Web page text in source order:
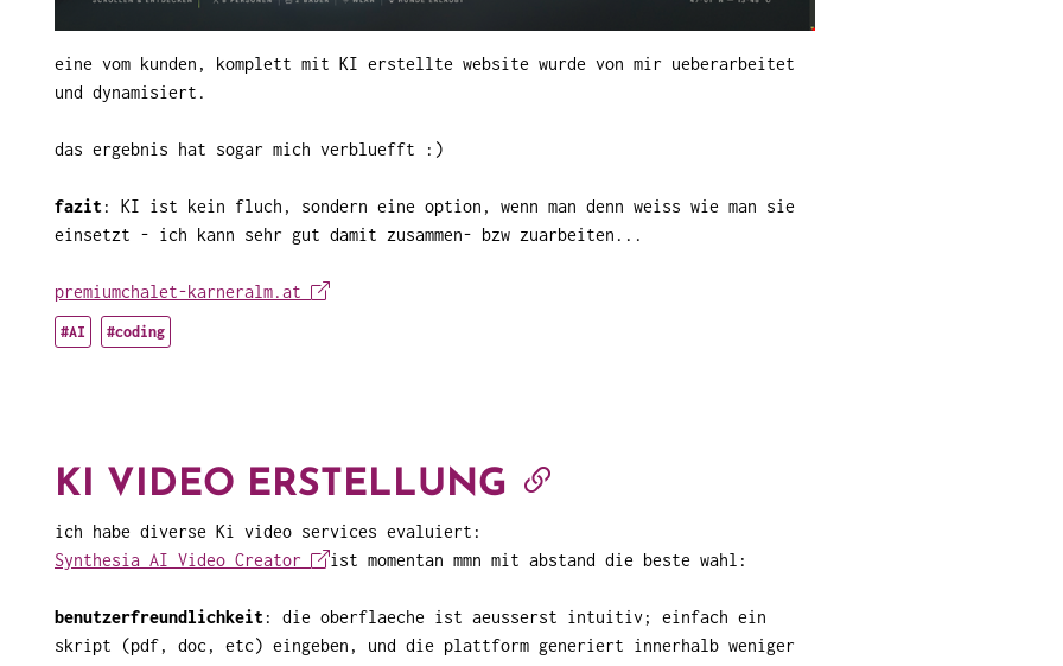
eine vom kunden, komplett mit KI erstellte website wurde von mir ueberarbeitet
und dynamisiert.
das ergebnis hat sogar mich verbluefft :)
fazit: KI ist kein fluch, sondern eine option, wenn man denn weiss wie man sie
einsetzt - ich kann sehr gut damit zusammen- bzw zuarbeiten...
premiumchalet-karneralm.at
#AI #coding
KI VIDEO ERSTELLUNG
ich habe diverse Ki video services evaluiert:
Synthesia AI Video Creator
ist momentan mmn mit abstand die beste wahl:
benutzerfreundlichkeit: die oberflaeche ist aeusserst intuitiv; einfach ein
skript (pdf, doc, etc) eingeben, und die plattform generiert innerhalb weniger